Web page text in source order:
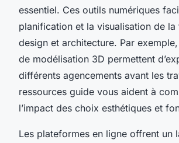
essentiel. Ces outils numériques
planification et la visualisation de la
design et architecture. Par
de modélisation 3D permettent
différents agencements avant les
ressources guide vous aident à
l’impact des choix esthétiques et
Les plateformes en ligne offrent un